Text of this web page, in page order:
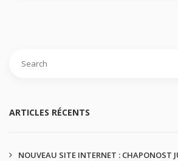
ARTICLES RÉCENTS
NOUVEAU SITE INTERNET : CHAPONOST